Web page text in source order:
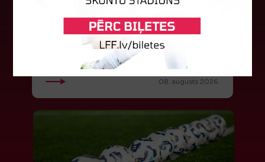
Čempionu līgas kvalifikācijas otrajā kārtā ar 1:4
piekāpās Lietuvas "Gintra". Ar šo spēli Latvijas
klubam beidzās eirokausu...
08. augusts 2026.